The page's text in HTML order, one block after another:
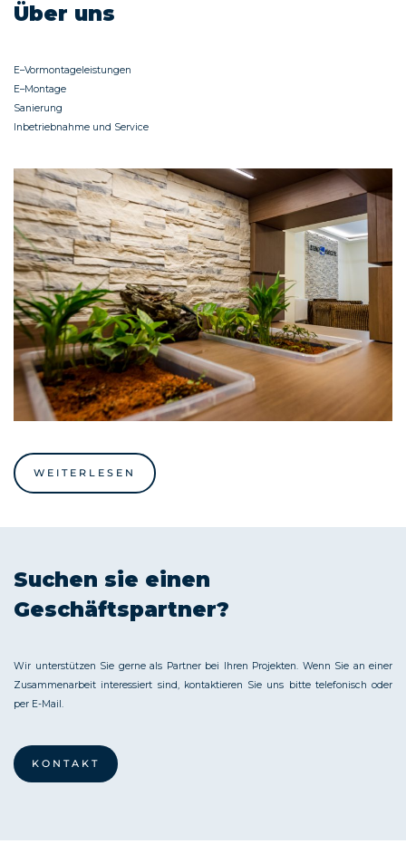
Über uns
E–Vormontageleistungen
E–Montage
Sanierung
Inbetriebnahme und Service
WEITERLESEN
Suchen sie einen
Geschäftspartner?
Wir unterstützen Sie gerne als Partner bei Ihren Projekten. Wenn Sie an einer
Zusammenarbeit interessiert sind, kontaktieren Sie uns bitte telefonisch oder
per E-Mail.
KONTAKT